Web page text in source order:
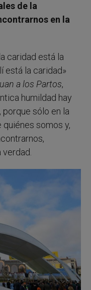
de la
en la
caridad está la
está la caridad»
a los Partos,
humildad hay
porque sólo en la
somos y,
verdad.